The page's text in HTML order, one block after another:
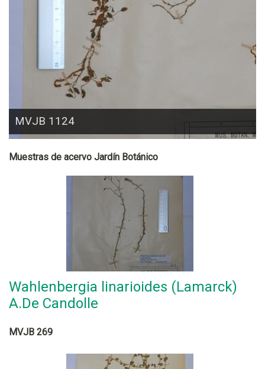
MVJB 1124
Muestras de acervo Jardín Botánico
Wahlenbergia linarioides (Lamarck)
A.De Candolle
MVJB 269